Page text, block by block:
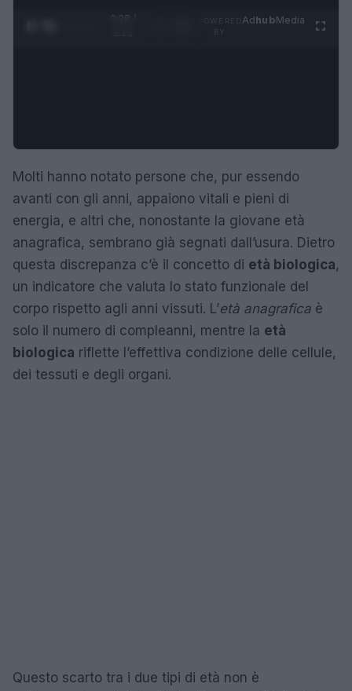
0:29 /
AdhubMedia
Molti hanno notato persone che, pur essendo
avanti con gli anni, appaiono vitali e pieni di
energia, e altri che, nonostante la giovane età
anagrafica, sembrano già segnati dall’usura. Dietro
questa discrepanza c’è il concetto di età biologica,
un indicatore che valuta lo stato funzionale del
corpo rispetto agli anni vissuti. L’età anagrafica è
solo il numero di compleanni, mentre la età
biologica riflette l’effettiva condizione delle cellule,
dei tessuti e degli organi.
Questo scarto tra i due tipi di età non è